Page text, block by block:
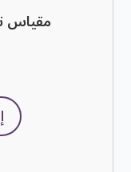
مقياس